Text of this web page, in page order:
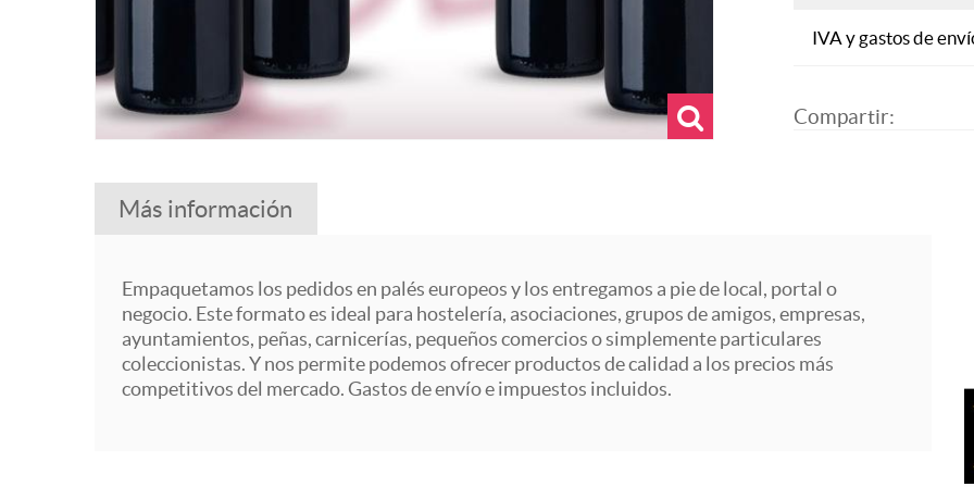
IVA y gastos de
Compartir:
Más información
Empaquetamos los pedidos en palés europeos y los entregamos a pie de local, portal o
negocio. Este formato es ideal para hostelería, asociaciones, grupos de amigos, empresas,
ayuntamientos, peñas, carnicerías, pequeños comercios o simplemente particulares
coleccionistas. Y nos permite podemos ofrecer productos de calidad a los precios más
competitivos del mercado. Gastos de envío e impuestos incluidos.